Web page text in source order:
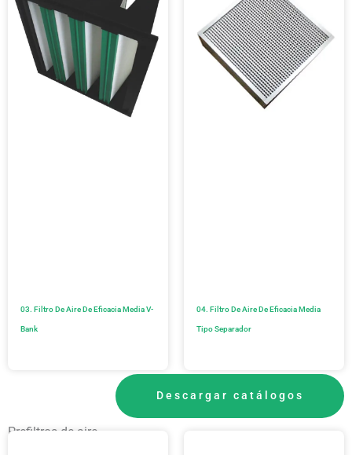
03. Filtro De Aire De Eficacia Media V-
Bank
04. Filtro De Aire De Eficacia Media
Tipo Separador
Descargar catálogos
Prefiltros de aire